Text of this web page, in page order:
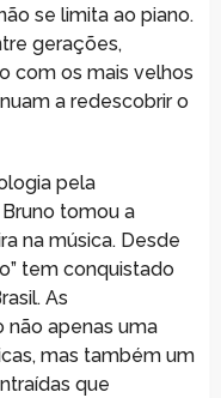
se limita ao piano.
gerações,
com os mais velhos
a redescobrir o
pela
tomou a
na música. Desde
tem conquistado
As
apenas uma
mas também um
que